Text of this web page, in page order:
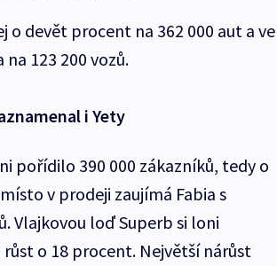
o devět procent na 362 000 aut a ve
123 200 vozů.
i Yety
pořídilo 390 000 zákazníků, tedy o
v prodeji zaujímá Fabia s
Vlajkovou loď Superb si loni
o 18 procent. Největší nárůst